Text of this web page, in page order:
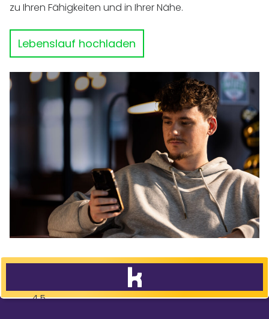
zu Ihren Fähigkeiten und in Ihrer Nähe.
Lebenslauf hochladen
4,5